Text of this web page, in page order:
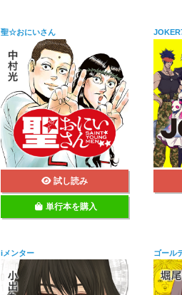
聖☆おにいさん
試し読み
単行本を購入
iメンター ゴール